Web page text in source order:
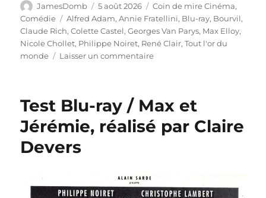
Auteur
JamesDomb
Publié
le
5 août 2026 Catégories
Coin de mire Cinéma,
Comédie
Étiquettes
Alfred Adam,Annie Fratellini, Blu-ray, Bourvil,
Claude Rich,Colette Castel,Georges Van Parys, Max Elloy,
Nicole Chollet, Philippe Noiret, René Clair,Tout l'or du
monde
Laisser un commentairesur
/
Tout
l’or
René
Test Blu-ray / Max et
Jérémie, réalisé par Claire
Devers